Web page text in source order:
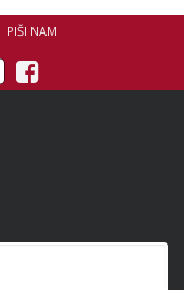
PIŠI NAM
Facebook